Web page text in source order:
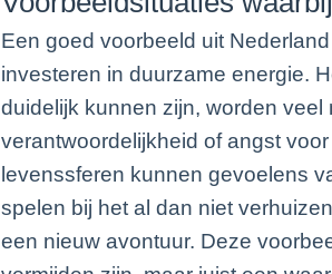
Een goed voorbeeld uit
investeren in duurzame energie.
duidelijk kunnen zijn, worden
verantwoordelijkheid of angst
levenssferen kunnen gevoelens
spelen bij het al dan niet
een nieuw avontuur. Deze